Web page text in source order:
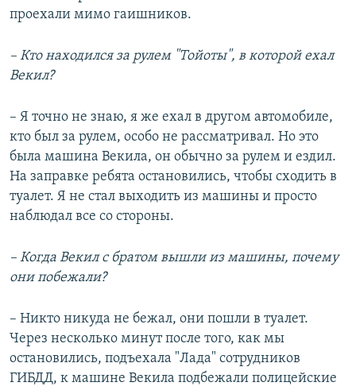
проехали мимо гаишников.
– Кто находился за рулем "Тойоты", в которой ехал
Векил?
– Я точно не знаю, я же ехал в другом автомобиле,
кто был за рулем, особо не рассматривал. Но это
была машина Векила, он обычно за рулем и ездил.
На заправке ребята остановились, чтобы сходить в
туалет. Я не стал выходить из машины и просто
наблюдал все со стороны.
– Когда Векил с братом вышли из машины, почему
они побежали?
– Никто никуда не бежал, они пошли в туалет.
Через несколько минут после того, как мы
остановились, подъехала "Лада" сотрудников
ГИБДД, к машине Векила подбежали полицейские